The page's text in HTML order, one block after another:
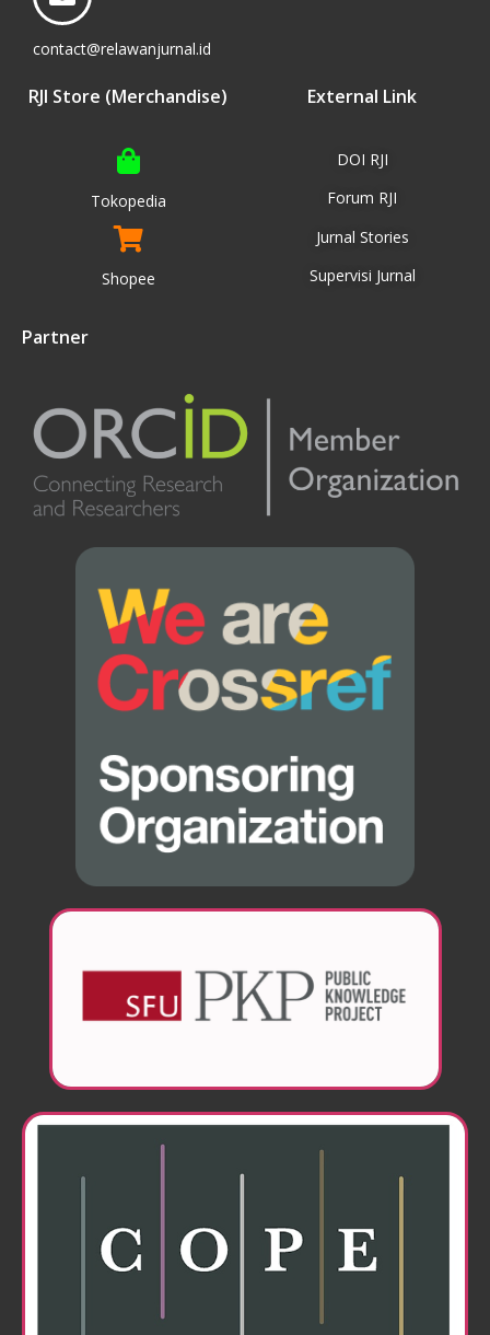
contact@relawanjurnal.id
RJI Store (Merchandise)
Tokopedia
Shopee
External Link
DOI RJI
Forum RJI
Jurnal Stories
Supervisi Jurnal
Partner